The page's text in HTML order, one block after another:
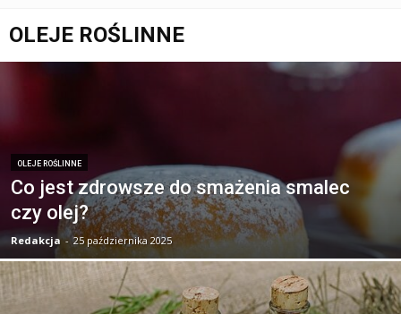
OLEJE ROŚLINNE
OLEJE ROŚLINNE
Co jest zdrowsze do smażenia smalec
czy olej?
Redakcja - 25 października 2025